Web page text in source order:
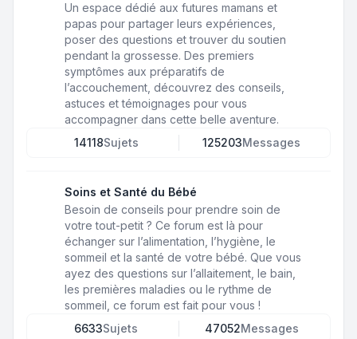
Un espace dédié aux futures mamans et
papas pour partager leurs expériences,
poser des questions et trouver du soutien
pendant la grossesse. Des premiers
symptômes aux préparatifs de
l’accouchement, découvrez des conseils,
astuces et témoignages pour vous
accompagner dans cette belle aventure.
14118Sujets 125203Messages
Soins et Santé du Bébé
Besoin de conseils pour prendre soin de
votre tout-petit ? Ce forum est là pour
échanger sur l’alimentation, l’hygiène, le
sommeil et la santé de votre bébé. Que vous
ayez des questions sur l’allaitement, le bain,
les premières maladies ou le rythme de
sommeil, ce forum est fait pour vous !
6633Sujets 47052Messages